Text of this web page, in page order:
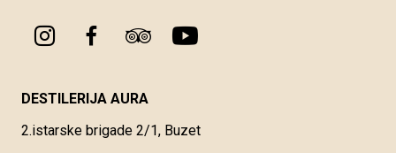
DESTILERIJA AURA
2.istarske brigade 2/1, Buzet